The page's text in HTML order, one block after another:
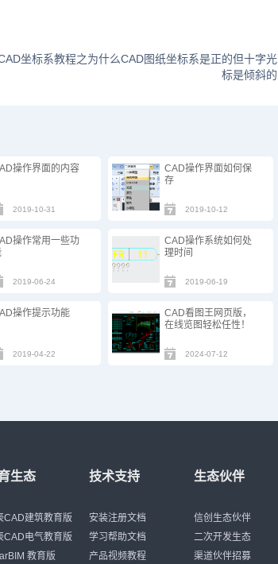
坐标系教程之为什么CAD图纸坐标系是正的但十字光
标是倾斜的
操作界面的内容
2019-10-31
CAD操作界面如何保
存
2019-10-12
操作常用一些功
2019-06-24
CAD操作系统如何处
理时间
2019-06-19
操作提示功能
2019-04-22
CAD看图王网页版，
在线览图轻松任性！
2024-07-12
生态
CAD建筑教育版
CAD电气教育版
教育版
技术支持
安装注册文档
学习帮助文档
产品视频教程
生态伙伴
信创生态伙伴
二次开发生态
渠道伙伴招募